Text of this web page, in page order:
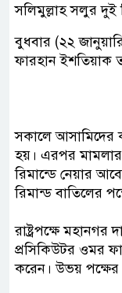
সলিমুল্লাহ সলুর দুই
বুধবার (২২
ফারহান ইশতিয়াক
সকালে আসামিদের
হয়। এরপর মামলার
রিমান্ডে নেয়ার
রিমান্ড বাতিলের
রাষ্ট্রপক্ষে
প্রসিকিউটর ওমর
করেন। উভয় পক্ষের